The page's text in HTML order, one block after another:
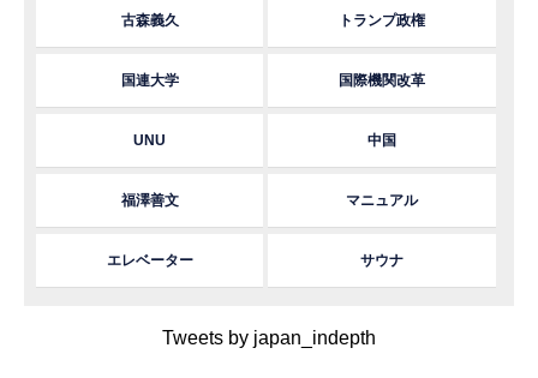
古森義久 トランプ政権
国連大学 国際機関改革
UNU 中国
福澤善文 マニュアル
エレベーター サウナ
Tweets by japan_indepth